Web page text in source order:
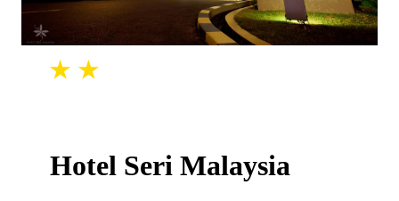
Hotel Seri Malaysia